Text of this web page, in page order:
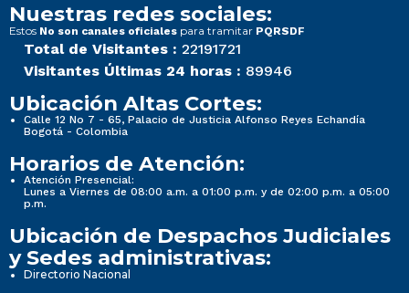
Nuestras redes sociales:
Estos No son canales oficiales para tramitar PQRSDF
Total de Visitantes : 22191721
Visitantes Últimas 24 horas : 89946
Ubicación Altas Cortes:
Calle 12 No 7 - 65, Palacio de Justicia Alfonso Reyes Echandía
Bogotá - Colombia
Horarios de Atención:
Atención Presencial:
Lunes a Viernes de 08:00 a.m. a 01:00 p.m. y de 02:00 p.m. a 05:00
p.m.
Ubicación de Despachos Judiciales
y Sedes administrativas:
Directorio Nacional